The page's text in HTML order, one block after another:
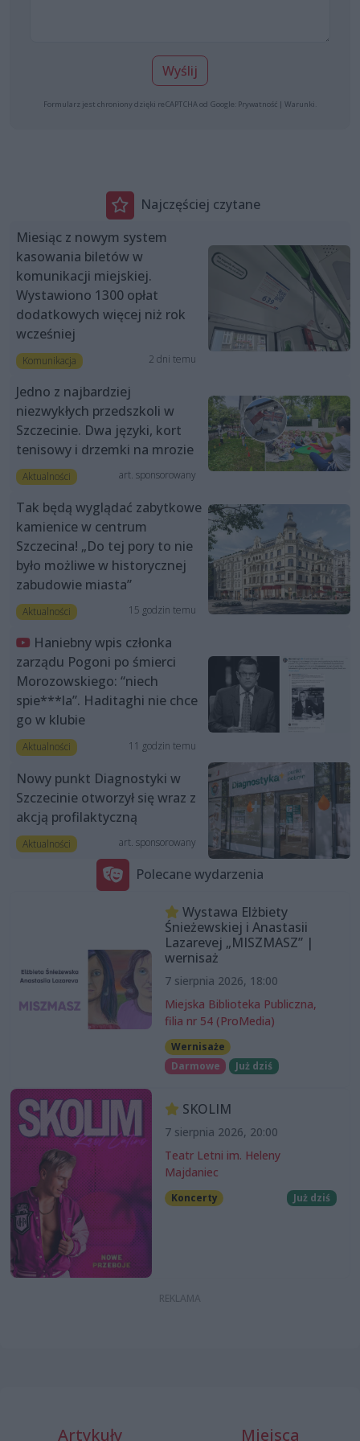
Wyślij
Formularz jest chroniony dzięki reCAPTCHA od Google: Prywatność | Warunki
Najczęściej czytane
Miesiąc z nowym system
kasowania biletów w
komunikacji miejskiej.
Wystawiono 1300 opłat
dodatkowych więcej niż rok
wcześniej
Komunikacja 2 dni temu
Jedno z najbardziej
niezwykłych przedszkoli w
Szczecinie. Dwa języki, kort
tenisowy i drzemki na mrozie
Aktualności art. sponsorowany
Tak będą wyglądać zabytkowe
kamienice w centrum
Szczecina! „Do tej pory to nie
było możliwe w historycznej
zabudowie miasta”
Aktualności 15 godzin temu
Haniebny wpis członka
zarządu Pogoni po śmierci
Morozowskiego: “niech
spie***la”. Haditaghi nie chce
go w klubie
Aktualności 11 godzin temu
Nowy punkt Diagnostyki w
Szczecinie otworzył się wraz z
akcją profilaktyczną
Aktualności art. sponsorowany
Polecane wydarzenia
Wystawa Elżbiety
Śnieżewskiej i Anastasii
Lazarevej „MISZMASZ” |
wernisaż
7 sierpnia 2026, 18:00
Miejska Biblioteka Publiczna,
filia nr 54 (ProMedia)
Wernisaże
Darmowe
Już dziś
SKOLIM
7 sierpnia 2026, 20:00
Teatr Letni im. Heleny
Majdaniec
Koncerty Już dziś
Artykuły Miejsca